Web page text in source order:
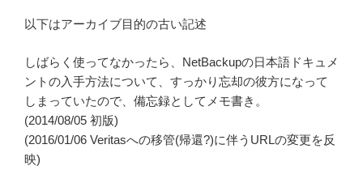
以下はアーカイブ目的の古い記述
しばらく使ってなかったら、NetBackupの日本語ドキュメ
ントの入手方法について、すっかり忘却の彼方になって
しまっていたので、備忘録としてメモ書き。
(2014/08/05 初版)
(2016/01/06 Veritasへの移管(帰還?)に伴うURLの変更を反
映)